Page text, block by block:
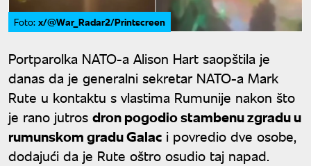
Foto: x/@War_Radar2/Printscreen
Portparolka NATO-a Alison Hart saopštila je
danas da je generalni sekretar NATO-a Mark
Rute u kontaktu s vlastima Rumunije nakon što
je rano jutros dron pogodio stambenu zgradu u
rumunskom gradu Galac i povredio dve osobe,
dodajući da je Rute oštro osudio taj napad.